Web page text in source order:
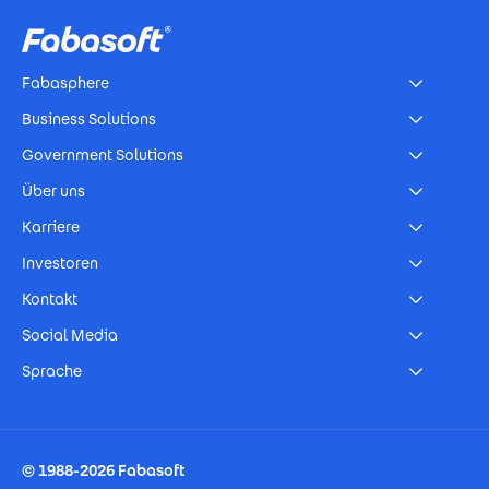
Fabasphere
Business Solutions
Government Solutions
Über uns
Karriere
Investoren
Kontakt
Social Media
Sprache
© 1988-2026 Fabasoft